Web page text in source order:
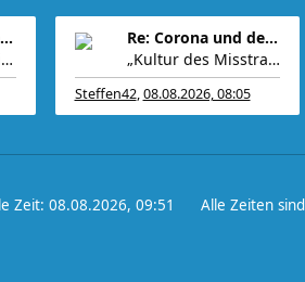
Re: Corona und der Sport
EU-Kommissarin gibt Techriesen Mitschuld an Migrat
Re: Corona und der Sport
„Kultur des Misstrauens“ und Wut über Annäherung z
Steffen42,08.08.2026, 08:05
Alle Zeiten sind
Zeit: 08.08.2026, 09:51